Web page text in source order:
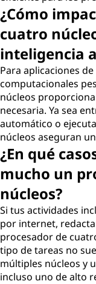
¿Cómo
cuatro
inteligencia
Para aplicaciones
computacionales
núcleos
necesaria. Ya sea
automático o
núcleos aseguran
¿En qué
mucho un
núcleos?
Si tus actividades
por internet,
procesador de
tipo de tareas no
múltiples núcleos y
incluso uno de alto